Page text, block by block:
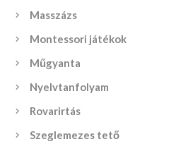
Masszázs
Montessori játékok
Műgyanta
Nyelvtanfolyam
Rovarirtás
Szeglemezes tető